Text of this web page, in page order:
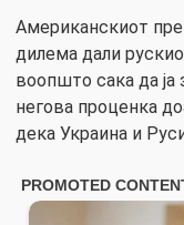
Американскиот
дилема дали
воопшто сака да ја
негова проценка
дека Украина и